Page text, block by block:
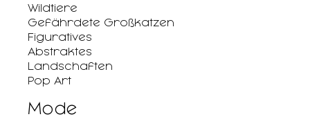
Wildtiere
Gefährdete Großkatzen
Figuratives
Abstraktes
Landschaften
Pop Art
Mode